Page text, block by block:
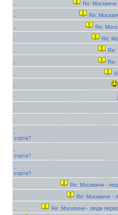
Re: Москвичи
Re:
Re:
Re:
Re:
Re:
сорта?
сорта?
сорта?
Re: Москвичи -
Re: Москвичи -
Re: Москвичи - люди